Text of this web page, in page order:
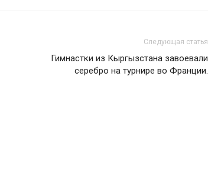
Следующая статья
Гимнастки из Кыргызстана завоевали
серебро на турнире во Франции.